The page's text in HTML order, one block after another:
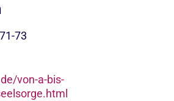
73
von-a-bis-